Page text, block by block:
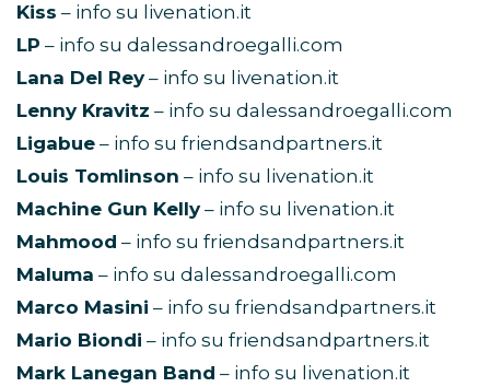
Kiss – info su livenation.it
LP – info su dalessandroegalli.com
Lana Del Rey– info su livenation.it
Lenny Kravitz – info su dalessandroegalli.com
Ligabue – info su friendsandpartners.it
Louis Tomlinson – info su livenation.it
Machine Gun Kelly– info su livenation.it
Mahmood – info su friendsandpartners.it
Maluma – info su dalessandroegalli.com
Marco Masini – info su friendsandpartners.it
Mario Biondi – info su friendsandpartners.it
Mark Lanegan Band – info su livenation.it